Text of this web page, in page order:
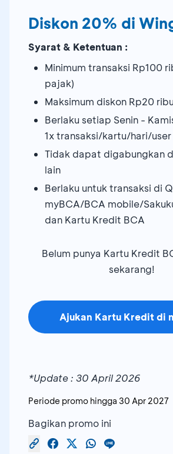
Diskon 20% di
Syarat & Ketentuan :
Minimum transaksi Rp100
pajak)
Maksimum diskon Rp20 ribu
Berlaku setiap Senin -
1x transaksi/kartu/hari/user
Tidak dapat digabungkan
lain
Berlaku untuk transaksi di
myBCA/BCA mobile/
dan Kartu Kredit BCA
Belum punya Kartu Kredit
sekarang!
Ajukan Kartu Kredit di
*Update : 30 April 2026
Periode promo hingga 30 Apr 2027
Bagikan promo ini